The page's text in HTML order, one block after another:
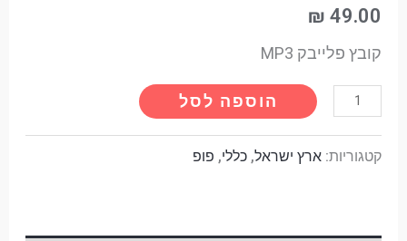
₪ 49.00
קובץ פלייבק MP3
הוספה לסל Alternative:
קטגוריות: ארץ ישראל, כללי, פופ